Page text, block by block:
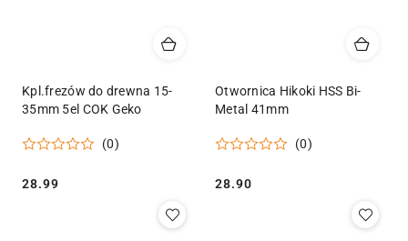
Kpl.frezów do drewna 15-
35mm 5el COK Geko
(0)
Cena:
28.99
Otwornica Hikoki HSS Bi-
Metal 41mm
(0)
Cena:
28.90